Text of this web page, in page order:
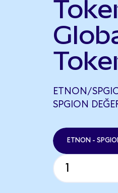
ETNON/
SPGION
ETNON -